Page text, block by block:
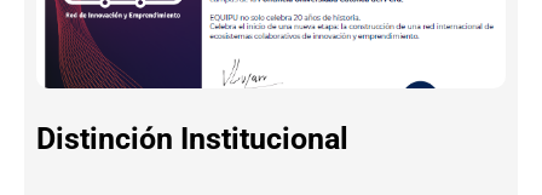
Distinción Institucional